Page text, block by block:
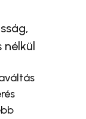
nélkül